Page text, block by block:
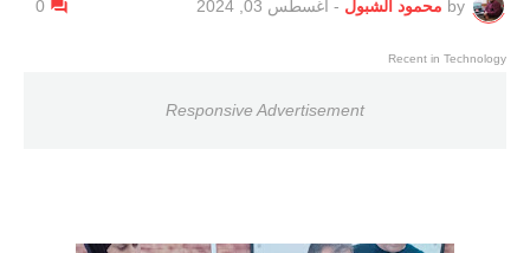
by محمود الشبول - أغسطس 03, 2024 0
Recent in Technology
Responsive Advertisement